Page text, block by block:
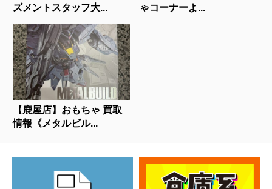
ズメントスタッフ大...
ゃコーナーよ...
【鹿屋店】おもちゃ 買取
情報《メタルビル...